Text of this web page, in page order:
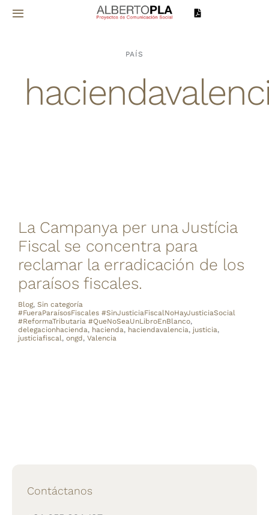
Saltar
Toggle
Inicio
Sobre mí
Contacto
PAÍS
La Campanya per una Justícia
Fiscal se concentra para
reclamar la erradicación de los
paraísos fiscales.
Blog, Sin categoría
#FueraParaísosFiscales #SinJusticiaFiscalNoHayJusticiaSocial
#ReformaTributaria #QueNoSeaUnLibroEnBlanco,
delegacionhacienda, hacienda, haciendavalencia, justicia,
justiciafiscal, ongd , Valencia
Contáctanos